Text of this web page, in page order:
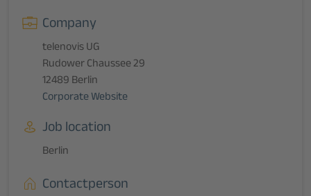
Company
telenovis UG
Rudower Chaussee 29
12489 Berlin
Corporate Website
Job location
Berlin
Contactperson